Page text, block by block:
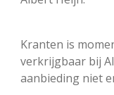
Kranten is
verkrijgbaar bij
aanbieding niet